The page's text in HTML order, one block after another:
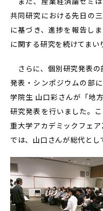
共同研究における先日の
に基づき、進捗を報告し
に関する研究を続けてまい
さらに、個別研究発表の
発表・シンポジウムの部
学院生 山口彩さんが「地
研究発表を行いました。
重大学アカデミックフェ
では、山口さんが総代とし